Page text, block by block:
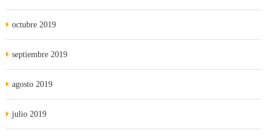
octubre 2019
septiembre 2019
agosto 2019
julio 2019